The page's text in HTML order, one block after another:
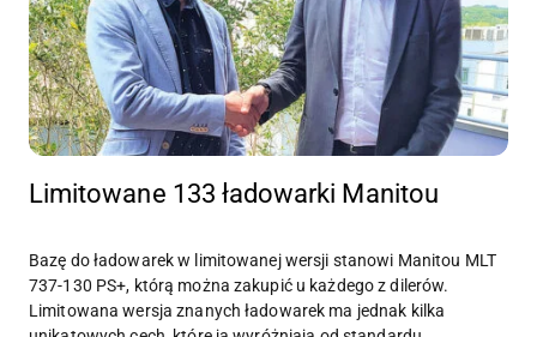
Limitowane 133 ładowarki Manitou
Bazę do ładowarek w limitowanej wersji stanowi Manitou MLT
737-130 PS+, którą można zakupić u każdego z dilerów.
Limitowana wersja znanych ładowarek ma jednak kilka